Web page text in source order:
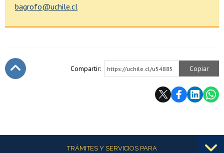
bagrofo@uchile.cl
Compartir: https://uchile.cl/u54885 Copiar
Más informaciónTRÁMITES Y SERVICIOS PARA